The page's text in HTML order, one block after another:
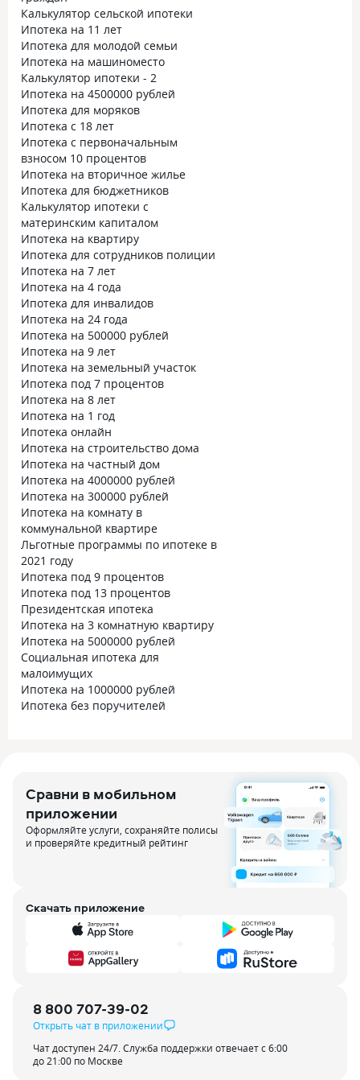
Калькулятор сельской ипотеки
Ипотека на 11 лет
Ипотека для молодой семьи
Ипотека на машиноместо
Калькулятор ипотеки - 2
Ипотека на 4500000 рублей
Ипотека для моряков
Ипотека с 18 лет
Ипотека с первоначальным
взносом 10 процентов
Ипотека на вторичное жилье
Ипотека для бюджетников
Калькулятор ипотеки с
материнским капиталом
Ипотека на квартиру
Ипотека для сотрудников полиции
Ипотека на 7 лет
Ипотека на 4 года
Ипотека для инвалидов
Ипотека на 24 года
Ипотека на 500000 рублей
Ипотека на 9 лет
Ипотека на земельный участок
Ипотека под 7 процентов
Ипотека на 8 лет
Ипотека на 1 год
Ипотека онлайн
Ипотека на строительство дома
Ипотека на частный дом
Ипотека на 4000000 рублей
Ипотека на 300000 рублей
Ипотека на комнату в
коммунальной квартире
Льготные программы по ипотеке в
2021 году
Ипотека под 9 процентов
Ипотека под 13 процентов
Президентская ипотека
Ипотека на 3 комнатную квартиру
Ипотека на 5000000 рублей
Социальная ипотека для
малоимущих
Ипотека на 1000000 рублей
Ипотека без поручителей
Сравни в мобильном
приложении
Оформляйте услуги, сохраняйте полисы
и проверяйте кредитный рейтинг
Скачать приложение
8 800 707-39-02
Открыть чат в приложении
Чат доступен 24/7. Служба поддержки отвечает с 6:00
до 21:00 по Москве